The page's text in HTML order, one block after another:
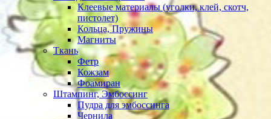
Клеевые материалы (уголки, клей, скотч,
пистолет)
Кольца, Пружины
Магниты
Ткань
Фетр
Кожзам
Фоамиран
Штампинг, Эмбоссинг
Пудра для эмбоссинга
Чернила